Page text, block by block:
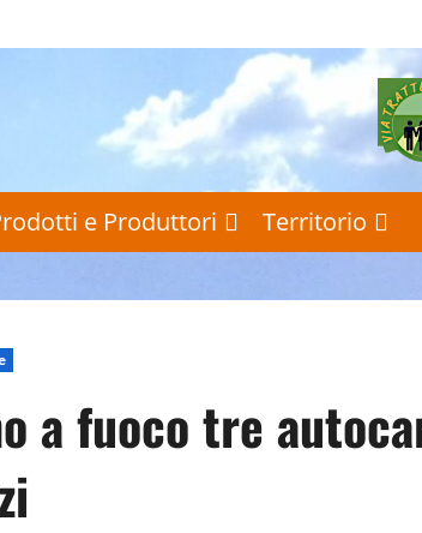
e Produttori Territorio
a fuoco tre